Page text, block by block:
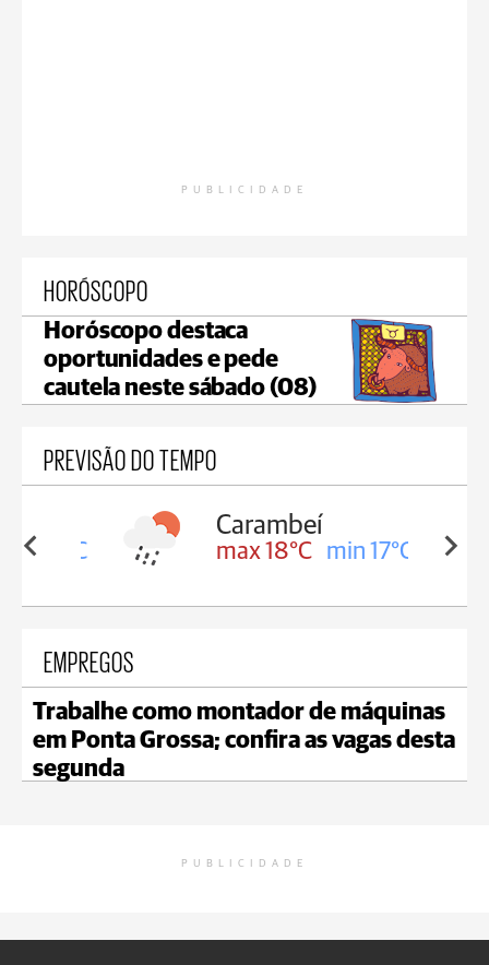
PUBLICIDADE
HORÓSCOPO
Horóscopo destaca
oportunidades e pede
cautela neste sábado (08)
PREVISÃO DO TEMPO
18°C
Carambeí
max 18°C min 17°C
EMPREGOS
Trabalhe como montador de máquinas
em Ponta Grossa; confira as vagas desta
segunda
PUBLICIDADE